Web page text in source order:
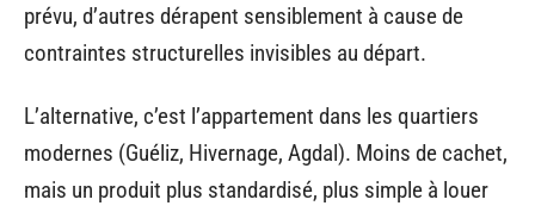
prévu, d’autres dérapent sensiblement à cause de
contraintes structurelles invisibles au départ.
L’alternative, c’est l’appartement dans les quartiers
modernes (Guéliz, Hivernage, Agdal). Moins de cachet,
mais un produit plus standardisé, plus simple à louer